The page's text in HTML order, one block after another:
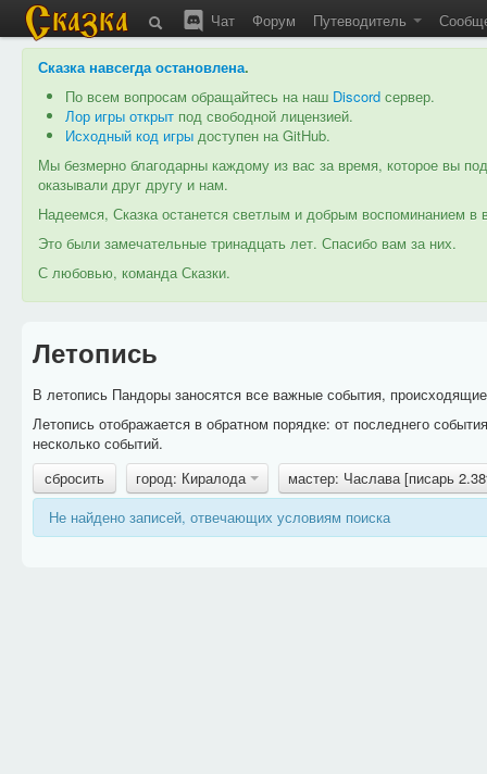
Чат Форум Путеводитель
Сказка навсегда остановлена.
По всем вопросам обращайтесь на наш Discord сервер.
Лор игры открыт под свободной лицензией.
Исходный код игры доступен на GitHub.
Мы безмерно благодарны каждому из вас за время, которое вы
оказывали друг другу и нам.
Надеемся, Сказка останется светлым и добрым воспоминанием
Это были замечательные тринадцать лет. Спасибо вам за них.
С любовью, команда Сказки.
Летопись
В летопись Пандоры заносятся все важные события,
Летопись отображается в обратном порядке: от последнего
несколько событий.
сбросить
город: Киралода
мастер: Часлава [писарь
Не найдено записей, отвечающих условиям поиска